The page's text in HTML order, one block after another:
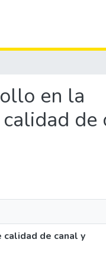
en la
de
de canal y